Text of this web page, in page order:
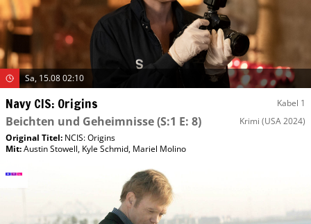
Sa, 15.08 02:10
Navy CIS: Origins Kabel 1
Beichten und Geheimnisse(S:1 E: 8) Krimi (USA 2024)
Original Titel: NCIS: Origins
Mit:Austin Stowell, Kyle Schmid, Mariel Molino